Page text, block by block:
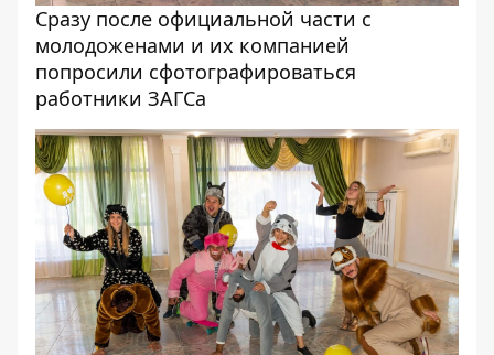
Сразу после официальной части с
молодоженами и их компанией
попросили сфотографироваться
работники ЗАГСа